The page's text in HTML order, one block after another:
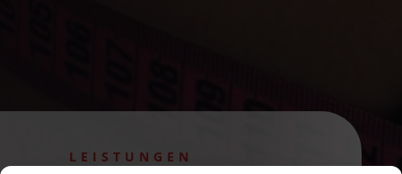
LEISTUNGEN